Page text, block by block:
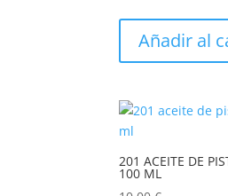
Añadir al
201 ACEITE DE
100 ML